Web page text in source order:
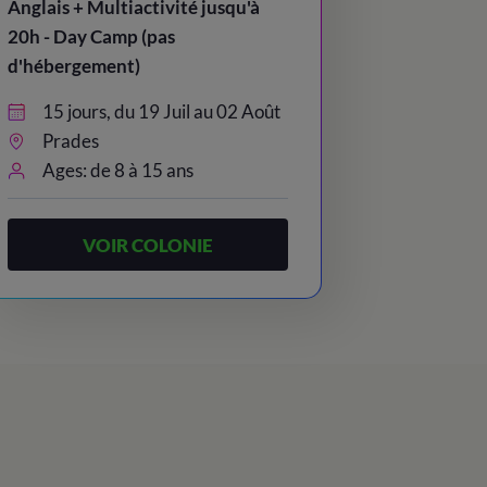
Anglais + Multiactivité jusqu'à
20h - Day Camp (pas
d'hébergement)
15 jours, du 19 Juil au 02 Août
Prades
Ages: de 8 à 15 ans
VOIR COLONIE